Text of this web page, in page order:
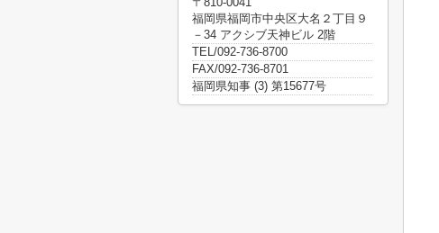
福岡県福岡市中央区大名２丁目９
－34 アクシブ天神ビル 2階
TEL/092-736-8700
FAX/092-736-8701
福岡県知事 (3) 第15677号